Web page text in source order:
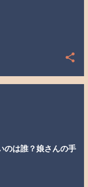
のは誰？娘さんの手